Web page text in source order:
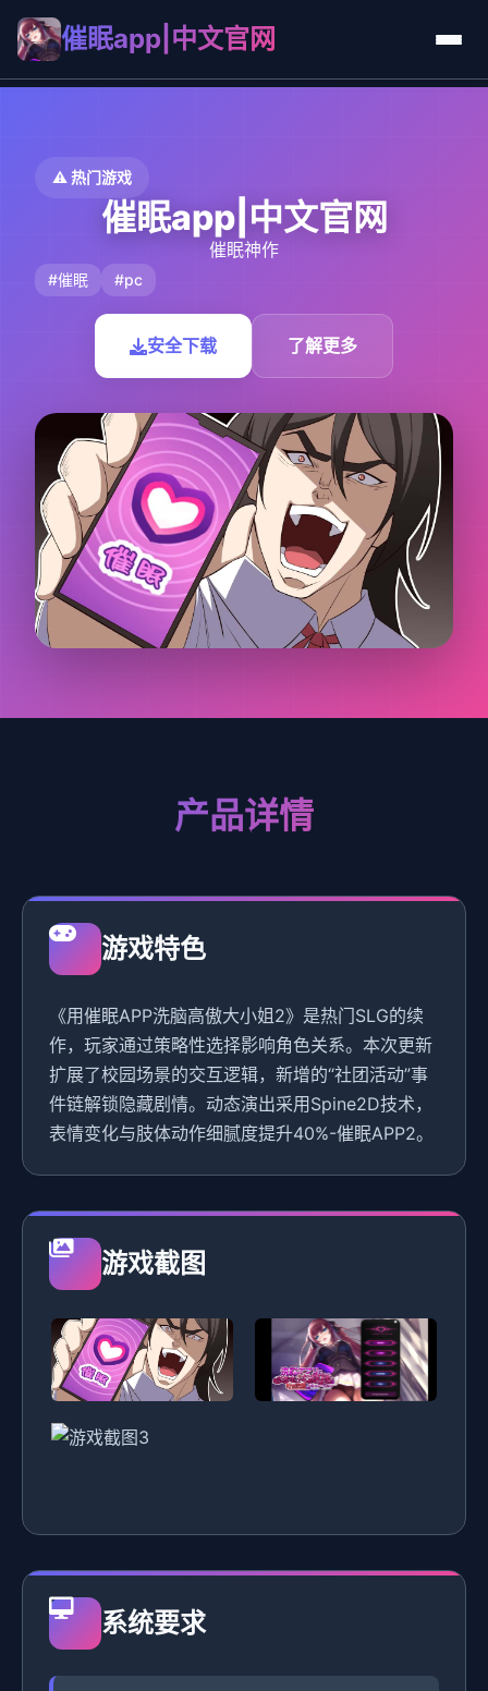
催眠app|中文官网
⚠️ 热门游戏
催眠app|中文官网
催眠神作
#催眠 #pc
安全下载 了解更多
产品详情
游戏特色
《用催眠APP洗脑高傲大小姐2》是热门SLG的续
作，玩家通过策略性选择影响角色关系。本次更新
扩展了校园场景的交互逻辑，新增的“社团活动”事
件链解锁隐藏剧情。动态演出采用Spine2D技术，
表情变化与肢体动作细腻度提升40%-催眠APP2。
游戏截图
系统要求